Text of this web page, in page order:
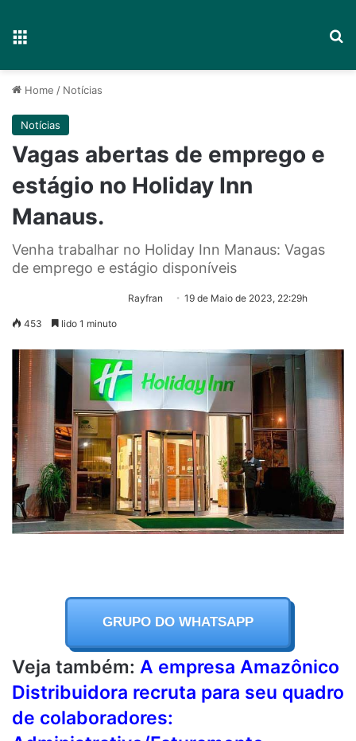
Home / Notícias
Notícias
Vagas abertas de emprego e
estágio no Holiday Inn
Manaus.
Venha trabalhar no Holiday Inn Manaus: Vagas
de emprego e estágio disponíveis
Rayfran 19 de Maio de 2023, 22:29h
453 lido 1 minuto
GRUPO DO WHATSAPP
Veja também: A empresa Amazônico
Distribuidora recruta para seu quadro
de colaboradores: